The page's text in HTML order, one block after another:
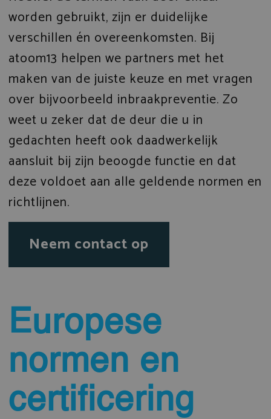
worden gebruikt, zijn er duidelijke
verschillen én overeenkomsten. Bij
atoom13 helpen we partners met het
maken van de juiste keuze en met vragen
over bijvoorbeeld inbraakpreventie. Zo
weet u zeker dat de deur die u in
gedachten heeft ook daadwerkelijk
aansluit bij zijn beoogde functie en dat
deze voldoet aan alle geldende normen en
richtlijnen.
Neem contact op
Europese
normen en
certificering